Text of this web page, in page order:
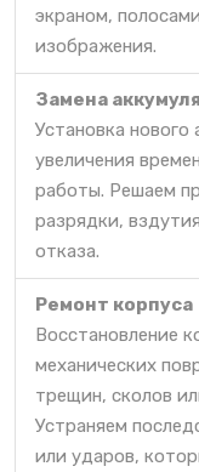
экраном,
изображения.
Замена
Установка нового
увеличения
работы. Решаем
разрядки,
отказа.
Ремонт корпуса
Восстановление
механических
трещин, сколов
Устраняем
или ударов,